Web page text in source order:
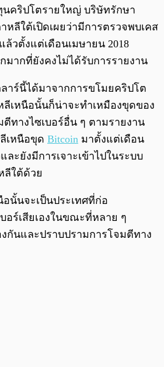
คริปโตรายใหญ่ บริษัทรักษา
หลีใต้เปิดเผยว่ามีการตรวจพบเคส
ล้วตั้งแต่เดือนเมษายน 2018
มากที่ยังคงไม่ได้รับการรายงาน
าร์นี้ได้มาจากการขโมยคริปโต
ลีเหนือนั้นก็น่าจะทำเหมืองขุดของ
ตีทางไซเบอร์อื่น ๆ ตามรายงาน
เหนือขุด Bitcoin มาตั้งแต่เดือน
ะยังมีการเจาะเข้าไปในระบบ
ลีใต้ด้วย
อนั้นจะเป็นประเทศที่ก่อ
อร์เสียเองในขณะที่หลาย ๆ
กันและปราบปรามการโจมตีทาง